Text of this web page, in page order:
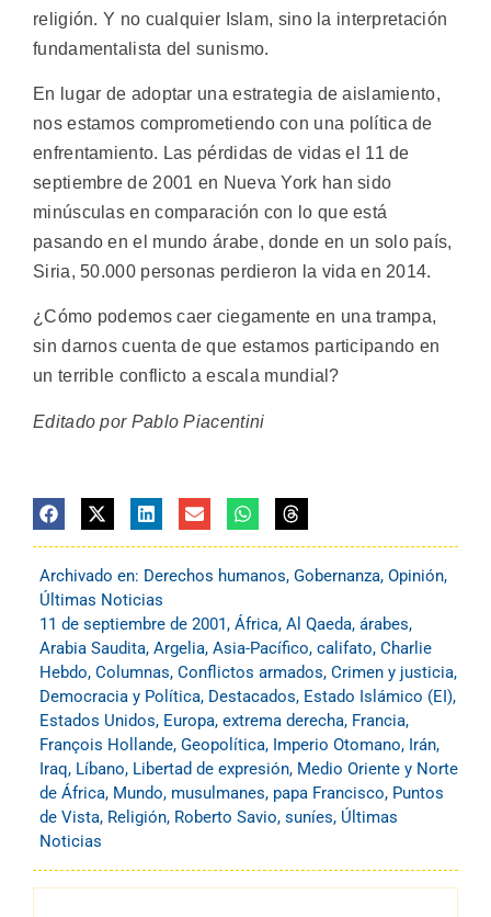
religión. Y no cualquier Islam, sino la interpretación
fundamentalista del sunismo.
En lugar de adoptar una estrategia de aislamiento,
nos estamos comprometiendo con una política de
enfrentamiento. Las pérdidas de vidas el 11 de
septiembre de 2001 en Nueva York han sido
minúsculas en comparación con lo que está
pasando en el mundo árabe, donde en un solo país,
Siria, 50.000 personas perdieron la vida en 2014.
¿Cómo podemos caer ciegamente en una trampa,
sin darnos cuenta de que estamos participando en
un terrible conflicto a escala mundial?
Editado por Pablo Piacentini
Archivado en: Derechos humanos, Gobernanza, Opinión,
Últimas Noticias
11 de septiembre de 2001, África, Al Qaeda, árabes,
Arabia Saudita, Argelia, Asia-Pacífico, califato, Charlie
Hebdo, Columnas, Conflictos armados, Crimen y justicia,
Democracia y Política, Destacados, Estado Islámico (EI),
Estados Unidos, Europa, extrema derecha, Francia,
François Hollande, Geopolítica, Imperio Otomano, Irán,
Iraq, Líbano, Libertad de expresión, Medio Oriente y Norte
de África, Mundo, musulmanes, papa Francisco, Puntos
de Vista, Religión, Roberto Savio, suníes, Últimas
Noticias